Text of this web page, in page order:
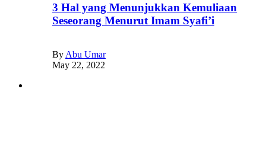
3 Hal yang Menunjukkan Kemuliaan
Seseorang Menurut Imam Syafi’i
By Abu Umar
May 22, 2022